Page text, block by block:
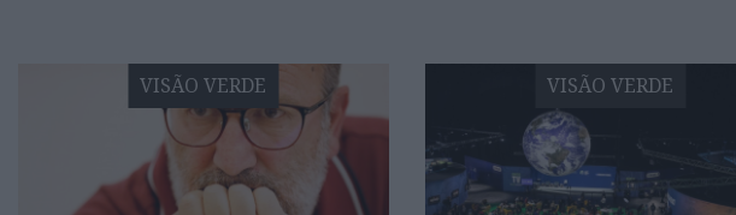
VISÃO VERDE VISÃO VERDE